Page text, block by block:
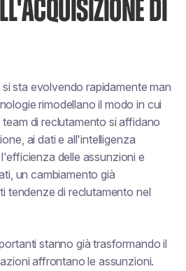
DI
sta evolvendo rapidamente man
rimodellano il modo in cui
di reclutamento si affidano
ai dati e all'intelligenza
delle assunzioni e
un cambiamento già
tendenze di reclutamento nel
stanno già trasformando il
affrontano le assunzioni.